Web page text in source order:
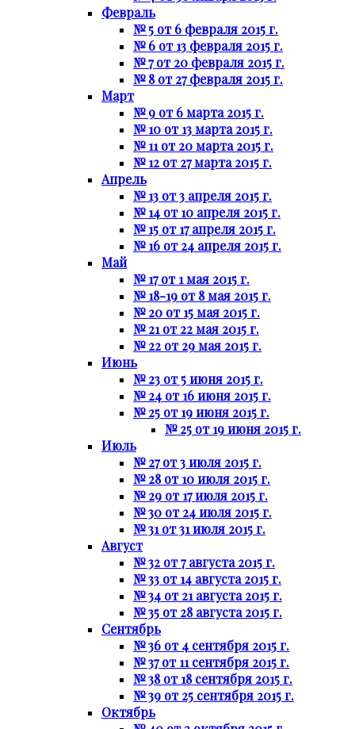
Февраль
№ 5 от 6 февраля 2015 г.
№ 6 от 13 февраля 2015 г.
№ 7 от 20 февраля 2015 г.
№ 8 от 27 февраля 2015 г.
Март
№ 9 от 6 марта 2015 г.
№ 10 от 13 марта 2015 г.
№ 11 от 20 марта 2015 г.
№ 12 от 27 марта 2015 г.
Апрель
№ 13 от 3 апреля 2015 г.
№ 14 от 10 апреля 2015 г.
№ 15 от 17 апреля 2015 г.
№ 16 от 24 апреля 2015 г.
Май
№ 17 от 1 мая 2015 г.
№ 18-19 от 8 мая 2015 г.
№ 20 от 15 мая 2015 г.
№ 21 от 22 мая 2015 г.
№ 22 от 29 мая 2015 г.
Июнь
№ 23 от 5 июня 2015 г.
№ 24 от 16 июня 2015 г.
№ 25 от 19 июня 2015 г.
№ 25 от 19 июня 2015 г.
Июль
№ 27 от 3 июля 2015 г.
№ 28 от 10 июля 2015 г.
№ 29 от 17 июля 2015 г.
№ 30 от 24 июля 2015 г.
№ 31 от 31 июля 2015 г.
Август
№ 32 от 7 августа 2015 г.
№ 33 от 14 августа 2015 г.
№ 34 от 21 августа 2015 г.
№ 35 от 28 августа 2015 г.
Сентябрь
№ 36 от 4 сентября 2015 г.
№ 37 от 11 сентября 2015 г.
№ 38 от 18 сентября 2015 г.
№ 39 от 25 сентября 2015 г.
Октябрь